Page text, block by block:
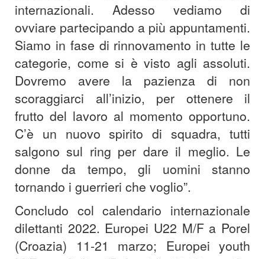
internazionali. Adesso vediamo di
ovviare partecipando a più appuntamenti.
Siamo in fase di rinnovamento in tutte le
categorie, come si è visto agli assoluti.
Dovremo avere la pazienza di non
scoraggiarci all’inizio, per ottenere il
frutto del lavoro al momento opportuno.
C’è un nuovo spirito di squadra, tutti
salgono sul ring per dare il meglio. Le
donne da tempo, gli uomini stanno
tornando i guerrieri che voglio”.
Concludo col calendario internazionale
dilettanti 2022. Europei U22 M/F a Porel
(Croazia) 11-21 marzo; Europei youth